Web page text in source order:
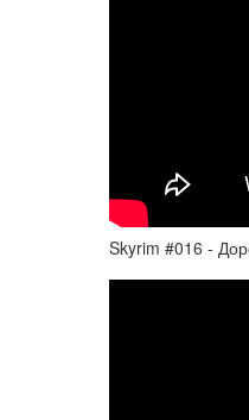
Skyrim #016 -